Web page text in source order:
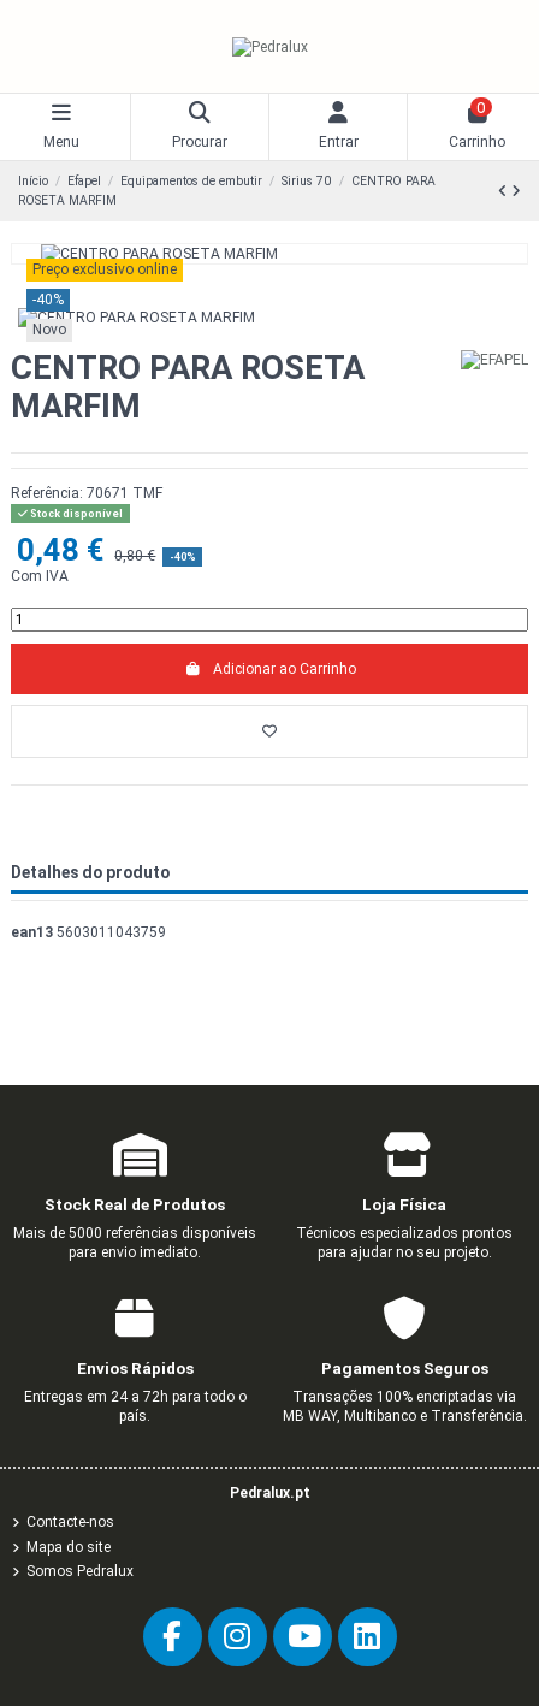
Menu Procurar Entrar
0
Carrinho
Início Efapel Equipamentos de embutir Sirius 70
CENTRO PARA
ROSETA MARFIM
Preço exclusivo online
-40%
Novo
CENTRO PARA ROSETA
MARFIM
Referência: 70671 TMF
Stock disponível
0,48 € 0,80 € -40%
Com IVA
Adicionar ao Carrinho
Detalhes do produto
ean13 5603011043759
Stock Real de Produtos
Mais de 5000 referências disponíveis
para envio imediato.
Loja Física
Técnicos especializados prontos
para ajudar no seu projeto.
Envios Rápidos
Entregas em 24 a 72h para todo o
país.
Pagamentos Seguros
Transações 100% encriptadas via
MB WAY, Multibanco e Transferência.
Pedralux.pt
Contacte-nos
Mapa do site
Somos Pedralux